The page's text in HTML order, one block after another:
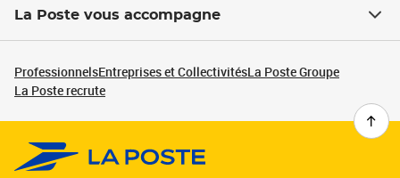
La Poste vous accompagne
ProfessionnelsEntreprises et CollectivitésLa Poste Groupe
La Poste recrute